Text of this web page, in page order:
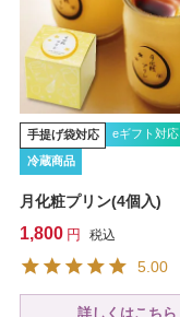
手提げ袋対応 eギフト対応
冷蔵商品
月化粧プリン(4個入)
1,800 税込
5.00
詳しくはこちら